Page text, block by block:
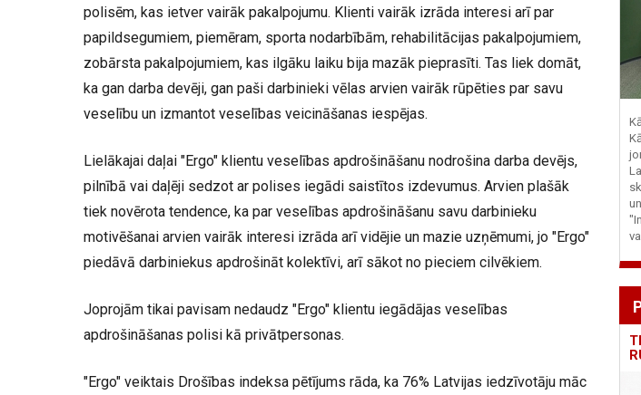
polisēm, kas ietver vairāk pakalpojumu. Klienti vairāk izrāda interesi arī par
papildsegumiem, piemēram, sporta nodarbībām, rehabilitācijas pakalpojumiem,
zobārsta pakalpojumiem, kas ilgāku laiku bija mazāk pieprasīti. Tas liek domāt,
ka gan darba devēji, gan paši darbinieki vēlas arvien vairāk rūpēties par savu
veselību un izmantot veselības veicināšanas iespējas.
Lielākajai daļai "Ergo" klientu veselības apdrošināšanu nodrošina darba devējs,
pilnībā vai daļēji sedzot ar polises iegādi saistītos izdevumus. Arvien plašāk
tiek novērota tendence, ka par veselības apdrošināšanu savu darbinieku
motivēšanai arvien vairāk interesi izrāda arī vidējie un mazie uzņēmumi, jo "Ergo"
piedāvā darbiniekus apdrošināt kolektīvi, arī sākot no pieciem cilvēkiem.
Joprojām tikai pavisam nedaudz "Ergo" klientu iegādājas veselības
apdrošināšanas polisi kā privātpersonas.
"Ergo" veiktais Drošības indeksa pētījums rāda, ka 76% Latvijas iedzīvotāju māc